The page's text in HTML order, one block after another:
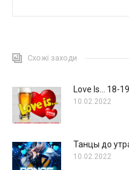
Схожі заходи
Love Is… 18-
10.02.2022
Танцы до
10.02.2022